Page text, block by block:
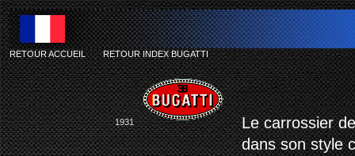
RETOUR ACCUEIL-RETOUR INDEX BUGATTI
1931
Le carrossier
dans son style